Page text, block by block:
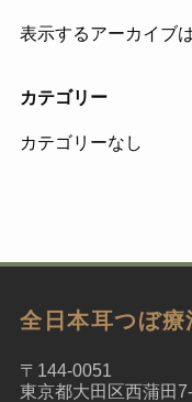
表示するアーカイブ
カテゴリー
カテゴリーなし
全日本耳つぼ療
〒144-0051
東京都大田区西蒲田